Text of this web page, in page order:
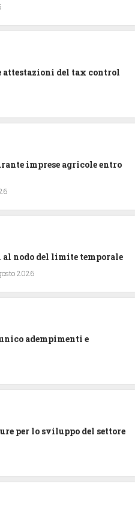
attestazioni del tax control
imprese agricole entro
nodo del limite temporale
2026
adempimenti e
per lo sviluppo del settore